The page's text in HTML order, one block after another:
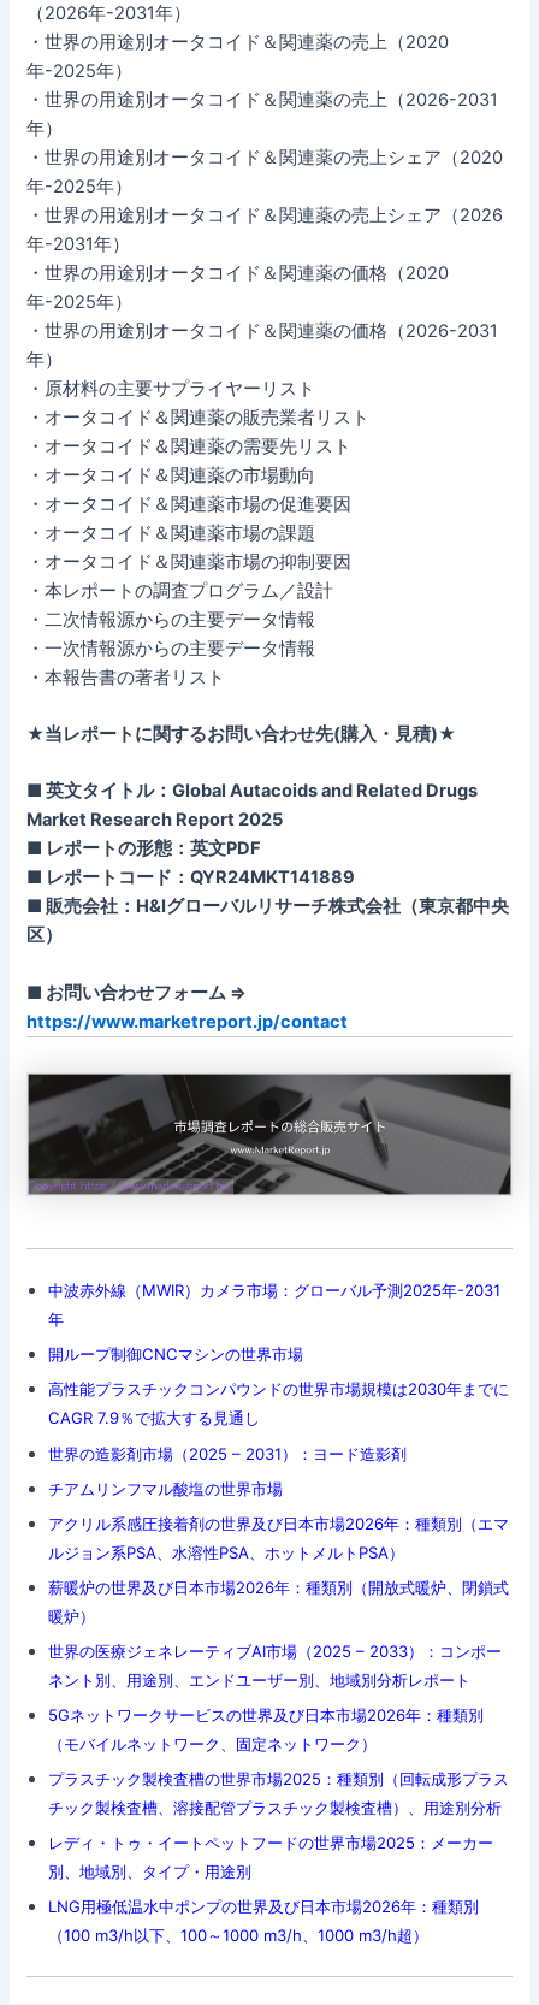
（2026年-2031年）
・世界の用途別オータコイド＆関連薬の売上（2020
年-2025年）
・世界の用途別オータコイド＆関連薬の売上（2026-2031
年）
・世界の用途別オータコイド＆関連薬の売上シェア（2020
年-2025年）
・世界の用途別オータコイド＆関連薬の売上シェア（2026
年-2031年）
・世界の用途別オータコイド＆関連薬の価格（2020
年-2025年）
・世界の用途別オータコイド＆関連薬の価格（2026-2031
年）
・原材料の主要サプライヤーリスト
・オータコイド＆関連薬の販売業者リスト
・オータコイド＆関連薬の需要先リスト
・オータコイド＆関連薬の市場動向
・オータコイド＆関連薬市場の促進要因
・オータコイド＆関連薬市場の課題
・オータコイド＆関連薬市場の抑制要因
・本レポートの調査プログラム／設計
・二次情報源からの主要データ情報
・一次情報源からの主要データ情報
・本報告書の著者リスト
★当レポートに関するお問い合わせ先(購入・見積)★
■ 英文タイトル：Global Autacoids and Related Drugs
Market Research Report 2025
■ レポートの形態：英文PDF
■ レポートコード：QYR24MKT141889
■ 販売会社：H&Iグローバルリサーチ株式会社（東京都中央
区）
■ お問い合わせフォーム ⇒
https://www.marketreport.jp/contact
中波赤外線（MWIR）カメラ市場：グローバル予測2025年-2031
年
開ループ制御CNCマシンの世界市場
高性能プラスチックコンパウンドの世界市場規模は2030年までに
CAGR 7.9％で拡大する見通し
世界の造影剤市場（2025 – 2031）：ヨード造影剤
チアムリンフマル酸塩の世界市場
アクリル系感圧接着剤の世界及び日本市場2026年：種類別（エマ
ルジョン系PSA、水溶性PSA、ホットメルトPSA）
薪暖炉の世界及び日本市場2026年：種類別（開放式暖炉、閉鎖式
暖炉）
世界の医療ジェネレーティブAI市場（2025 – 2033）：コンポー
ネント別、用途別、エンドユーザー別、地域別分析レポート
5Gネットワークサービスの世界及び日本市場2026年：種類別
（モバイルネットワーク、固定ネットワーク）
プラスチック製検査槽の世界市場2025：種類別（回転成形プラス
チック製検査槽、溶接配管プラスチック製検査槽）、用途別分析
レディ・トゥ・イートペットフードの世界市場2025：メーカー
別、地域別、タイプ・用途別
LNG用極低温水中ポンプの世界及び日本市場2026年：種類別
（100 m3/h以下、100～1000 m3/h、1000 m3/h超）